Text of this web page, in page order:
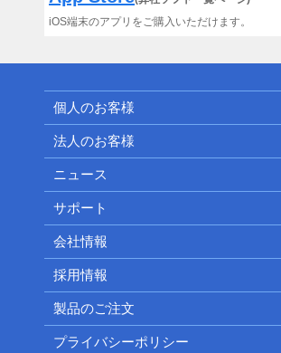
iOS端末のアプリをご購入いただけます。
個人のお客様
法人のお客様
ニュース
サポート
会社情報
採用情報
製品のご注文
プライバシーポリシー